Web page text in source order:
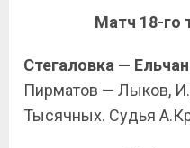
Матч 18-го
Стегаловка —
Пирматов — Лыков,
Тысячных. Судья